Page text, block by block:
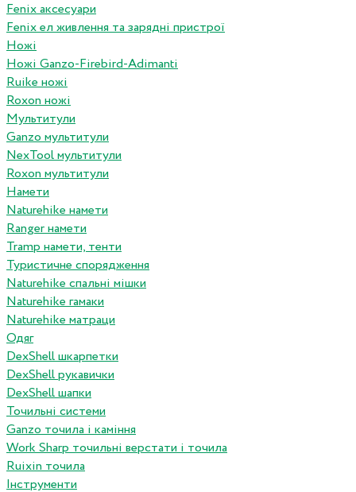
Fenix аксесуари
Fenix ел живлення та зарядні пристрої
Ножі
Ножі Ganzo-Firebird-Adimanti
Ruike ножі
Roxon ножi
Мультитули
Ganzo мультитули
NexTool мультитули
Roxon мультитули
Намети
Naturehike намети
Ranger намети
Tramp намети, тенти
Туристичне спорядження
Naturehike спальні мішки
Naturehike гамаки
Naturehike матраци
Одяг
DexShell шкарпетки
DexShell рукавички
DexShell шапки
Точильні системи
Ganzo точила і каміння
Work Sharp точильні верстати і точила
Ruixin точила
Інструменти